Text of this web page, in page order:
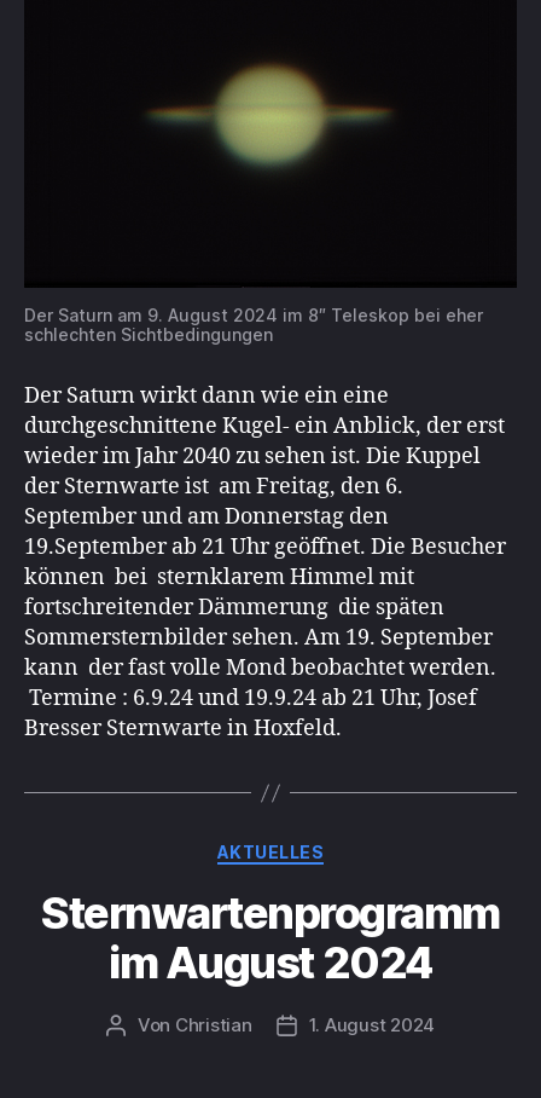
Der Saturn am 9. August 2024 im 8″ Teleskop bei eher
schlechten Sichtbedingungen
Der Saturn wirkt dann wie ein eine
durchgeschnittene Kugel- ein Anblick, der erst
wieder im Jahr 2040 zu sehen ist. Die Kuppel
der Sternwarte ist am Freitag, den 6.
September und am Donnerstag den
19.September ab 21 Uhr geöffnet. Die Besucher
können bei sternklarem Himmel mit
fortschreitender Dämmerung die späten
Sommersternbilder sehen. Am 19. September
kann der fast volle Mond beobachtet werden.
Termine : 6.9.24 und 19.9.24 ab 21 Uhr, Josef
Bresser Sternwarte in Hoxfeld.
Kategorien
AKTUELLES
Sternwartenprogramm
im August 2024
Beitragsautor
Von Christian Beitragsdatum
1. August 2024